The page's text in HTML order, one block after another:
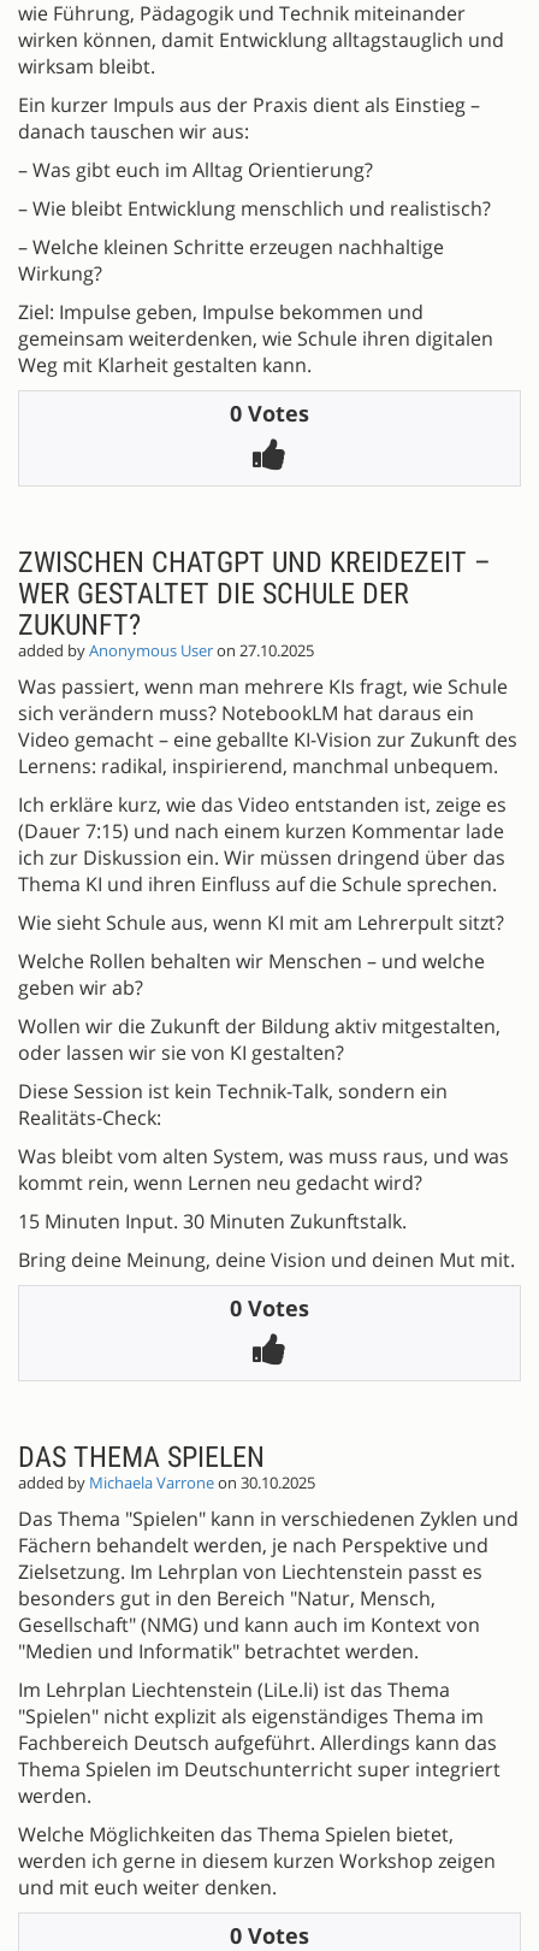
wie Führung, Pädagogik und Technik miteinander
wirken können, damit Entwicklung alltagstauglich und
wirksam bleibt.
Ein kurzer Impuls aus der Praxis dient als Einstieg –
danach tauschen wir aus:
– Was gibt euch im Alltag Orientierung?
– Wie bleibt Entwicklung menschlich und realistisch?
– Welche kleinen Schritte erzeugen nachhaltige
Wirkung?
Ziel: Impulse geben, Impulse bekommen und
gemeinsam weiterdenken, wie Schule ihren digitalen
Weg mit Klarheit gestalten kann.
0 Votes
ZWISCHEN CHATGPT UND KREIDEZEIT –
WER GESTALTET DIE SCHULE DER
ZUKUNFT?
added byAnonymous Useron 27.10.2025
Was passiert, wenn man mehrere KIs fragt, wie Schule
sich verändern muss? NotebookLM hat daraus ein
Video gemacht – eine geballte KI-Vision zur Zukunft des
Lernens: radikal, inspirierend, manchmal unbequem.
Ich erkläre kurz, wie das Video entstanden ist, zeige es
(Dauer 7:15) und nach einem kurzen Kommentar lade
ich zur Diskussion ein. Wir müssen dringend über das
Thema KI und ihren Einfluss auf die Schule sprechen.
Wie sieht Schule aus, wenn KI mit am Lehrerpult sitzt?
Welche Rollen behalten wir Menschen – und welche
geben wir ab?
Wollen wir die Zukunft der Bildung aktiv mitgestalten,
oder lassen wir sie von KI gestalten?
Diese Session ist kein Technik-Talk, sondern ein
Realitäts-Check:
Was bleibt vom alten System, was muss raus, und was
kommt rein, wenn Lernen neu gedacht wird?
15 Minuten Input. 30 Minuten Zukunftstalk.
Bring deine Meinung, deine Vision und deinen Mut mit.
0 Votes
DAS THEMA SPIELEN
added by Michaela Varroneon 30.10.2025
Das Thema "Spielen" kann in verschiedenen Zyklen und
Fächern behandelt werden, je nach Perspektive und
Zielsetzung. Im Lehrplan von Liechtenstein passt es
besonders gut in den Bereich "Natur, Mensch,
Gesellschaft" (NMG) und kann auch im Kontext von
"Medien und Informatik" betrachtet werden.
Im Lehrplan Liechtenstein (LiLe.li) ist das Thema
"Spielen" nicht explizit als eigenständiges Thema im
Fachbereich Deutsch aufgeführt. Allerdings kann das
Thema Spielen im Deutschunterricht super integriert
werden.
Welche Möglichkeiten das Thema Spielen bietet,
werden ich gerne in diesem kurzen Workshop zeigen
und mit euch weiter denken.
0 Votes